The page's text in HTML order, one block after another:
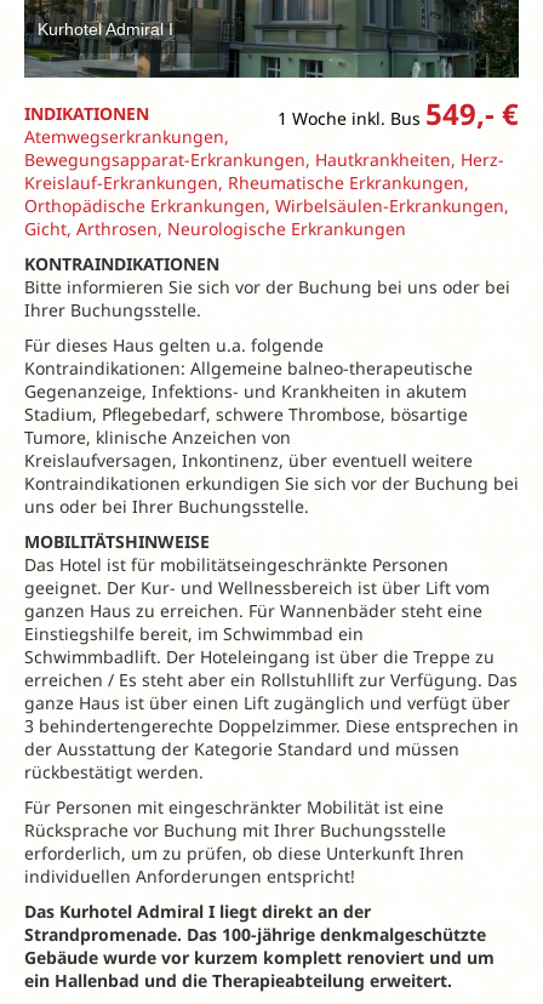
Kurhotel Admiral I
1 Woche inkl. Bus 549,- €
INDIKATIONEN
Atemwegserkrankungen,
Bewegungsapparat-Erkrankungen, Hautkrankheiten, Herz-
Kreislauf-Erkrankungen, Rheumatische Erkrankungen,
Orthopädische Erkrankungen, Wirbelsäulen-Erkrankungen,
Gicht, Arthrosen, Neurologische Erkrankungen
KONTRAINDIKATIONEN
Bitte informieren Sie sich vor der Buchung bei uns oder bei
Ihrer Buchungsstelle.
Für dieses Haus gelten u.a. folgende
Kontraindikationen: Allgemeine balneo-therapeutische
Gegenanzeige, Infektions- und Krankheiten in akutem
Stadium, Pflegebedarf, schwere Thrombose, bösartige
Tumore, klinische Anzeichen von
Kreislaufversagen, Inkontinenz, über eventuell weitere
Kontraindikationen erkundigen Sie sich vor der Buchung bei
uns oder bei Ihrer Buchungsstelle.
MOBILITÄTSHINWEISE
Das Hotel ist für mobilitätseingeschränkte Personen
geeignet. Der Kur- und Wellnessbereich ist über Lift vom
ganzen Haus zu erreichen. Für Wannenbäder steht eine
Einstiegshilfe bereit, im Schwimmbad ein
Schwimmbadlift. Der Hoteleingang ist über die Treppe zu
erreichen / Es steht aber ein Rollstuhllift zur Verfügung. Das
ganze Haus ist über einen Lift zugänglich und verfügt über
3 behindertengerechte Doppelzimmer. Diese entsprechen in
der Ausstattung der Kategorie Standard und müssen
rückbestätigt werden.
Für Personen mit eingeschränkter Mobilität ist eine
Rücksprache vor Buchung mit Ihrer Buchungsstelle
erforderlich, um zu prüfen, ob diese Unterkunft Ihren
individuellen Anforderungen entspricht!
Das Kurhotel Admiral I liegt direkt an der
Strandpromenade. Das 100-jährige denkmalgeschützte
Gebäude wurde vor kurzem komplett renoviert und um
ein Hallenbad und die Therapieabteilung erweitert.